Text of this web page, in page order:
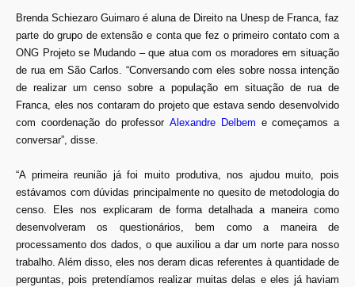
Brenda Schiezaro Guimaro é aluna de Direito na Unesp de Franca, faz
parte do grupo de extensão e conta que fez o primeiro contato com a
ONG Projeto se Mudando – que atua com os moradores em situação
de rua em São Carlos. “Conversando com eles sobre nossa intenção
de realizar um censo sobre a população em situação de rua de
Franca, eles nos contaram do projeto que estava sendo desenvolvido
com coordenação do professor Alexandre Delbem e começamos a
conversar”, disse.
“A primeira reunião já foi muito produtiva, nos ajudou muito, pois
estávamos com dúvidas principalmente no quesito de metodologia do
censo. Eles nos explicaram de forma detalhada a maneira como
desenvolveram os questionários, bem como a maneira de
processamento dos dados, o que auxiliou a dar um norte para nosso
trabalho. Além disso, eles nos deram dicas referentes à quantidade de
perguntas, pois pretendíamos realizar muitas delas e eles já haviam